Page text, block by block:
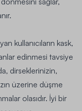
kullanıcıların kask,
edinmesi tavsiye
dirseklerinizin,
üzerine düşme
olasıdır. İyi bir